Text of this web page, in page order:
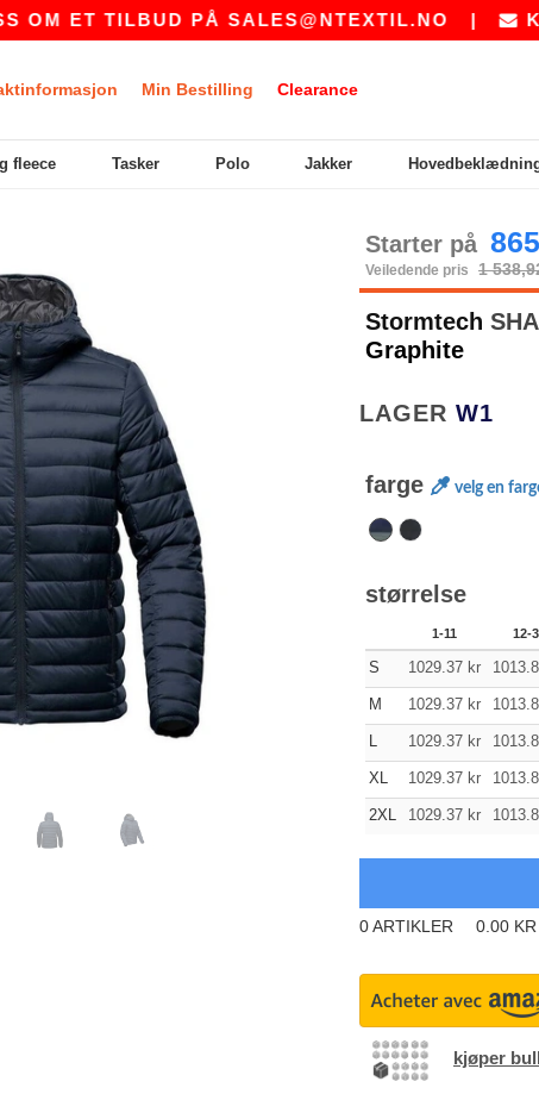
ET TILBUD PÅSALES@NTEXTIL.NO|
Min Bestilling Clearance
fleece Tasker Polo Jakker
Previous
Next
Starter på
Veiledende pris 1
Stormtech
Graphite
LAGER W1
farge velg en
størrelse
1-11 12-
S 1029.37 kr
M 1029.37 kr
L 1029.37 kr
XL 1029.37 kr
2XL 1029.37 kr
0ARTIKLER 0.00 KR
kjøper